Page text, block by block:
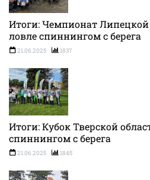
Итоги: Чемпионат Липецкой
ловле спиннингом с берега
21.06.2025 1837
Итоги: Кубок Тверской
спиннингом с берега
21.06.2025 1845